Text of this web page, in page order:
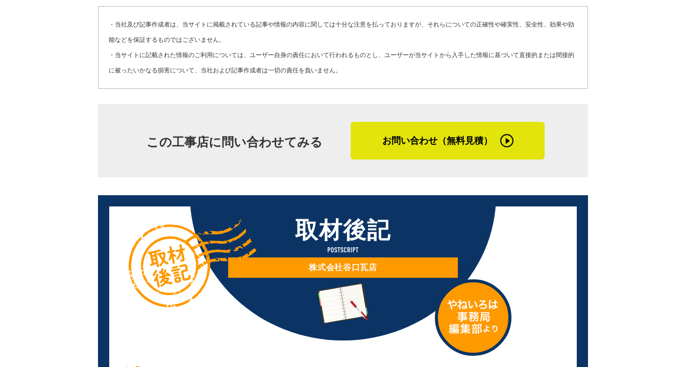
ップデートしていく、そんな気概を持つ世相に敏感な経営者でありたい、そんな意
気込みを語っていました。
分の1は、10年前に赤い瓦に葺き替えていてね。同じ赤にするのは不可能なので、
色の違いを気にせず赤い部分以外だけを葺き替えるか、色を合わせるために全てを
の瓦屋根でのし瓦がたくさん積んであったこと。地震に備えてのし瓦を低くするな
ら、10年前に直した部分も同じように工事をしなければ高さが揃いません。話し合
がかかり、銅線が伸びたり千切れたりする不具合が起こります。そして、谷口さん
が最近感じているのは、雪の降り方の変化です。
気がします。その雪が解けて、忘れた頃にまたドカッと降る。冬はそれの繰り返し
ですね。あと、妙に風が強い。小松市や加賀市は入母屋といって、屋根の中腹に通
気のための三角形のスペースがある形の屋根が多いんです。三角形の部分に屋根裏
のような空間があり、そこに雪が吹き込むと、天井裏に雪が溜まるんですよ。春に
なりその雪が解けると、そこから水が落ちてきます。普通の雨だと雨漏りしない、
でも春先に雪解け水で雨漏りをする、そんな事例がすごく増えました。手の届かな
い空間に風が吹き込むので、その空間を埋める工夫が欠かせません。雪による瓦の
不具合も多くて、雪で銅線がゆるみ、ずれた瓦の間から雪解け水が浸入し、溜まっ
た水が春先に落ちてくる、これも先ほど同様、春に発見される不具合のひとつです
たいのは、瓦屋根の工事は、全瓦連の組合に加入している工事店にお願いしてくだ
ます。このガイドライン工法にのっとって施工する工事店を、10年後、20年後の地
震時にも安心して暮らせる住まいづくりを任せられる、ひとつの目安にしていただ
ければと思います」
口さん。施工の説明について、微に入り細にわたる様子でとても楽しそうに話す姿
・当社及び記事作成者は、当サイトに掲載されている記事や情報の内容に関しては十分な注意を払っておりますが、それらについての正確性や確実性、安全性、効果や効
能などを保証するものではございません。
・当サイトに記載された情報のご利用については、ユーザー自身の責任において行われるものとし、ユーザーが当サイトから入手した情報に基づいて直接的または間接的
に被ったいかなる損害について、当社および記事作成者は一切の責任を負いません。
この工事店に問い合わせてみる お問い合わせ（無料見積）
取材後記
株式会社谷口瓦店